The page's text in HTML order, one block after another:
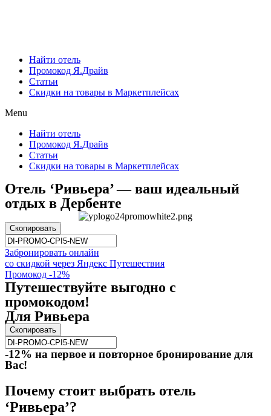
Найти отель
Промокод Я.Драйв
Статьи
Скидки на товары в Маркетплейсах
Menu
Найти отель
Промокод Я.Драйв
Статьи
Скидки на товары в Маркетплейсах
Отель ‘Ривьера’ — ваш идеальный
отдых в Дербенте
Скопировать
Забронировать онлайн
со скидкой через Яндекс Путешествия
Промокод -12%
Путешествуйте выгодно с
промокодом!
Для Ривьера
Скопировать
-12% на первое и повторное бронирование для
Вас!
Почему стоит выбрать отель
‘Ривьера’?